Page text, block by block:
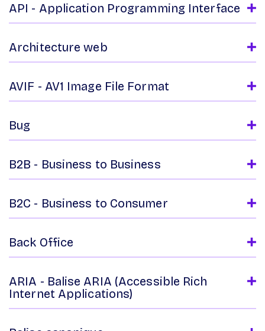
API - Application Programming Interface
Architecture web
AVIF - AV1 Image File Format
Bug
B2B - Business to Business
B2C - Business to Consumer
Back Office
ARIA - Balise ARIA (Accessible Rich
Internet Applications)